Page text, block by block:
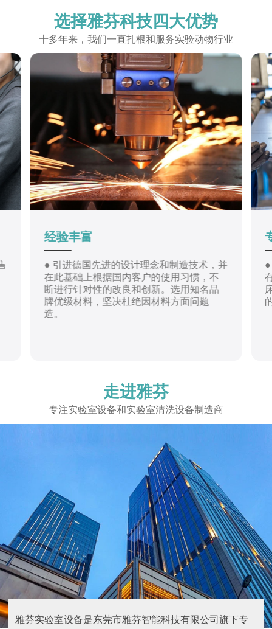
选择雅芬科技 四大优势
十多年来，我们一直扎根和服务实验动物行业
经验丰富
● 引进德国先进的设计理念和制造技术，并
在此基础上根据国内客户的使用习惯，不
断进行针对性的改良和创新。选用知名品
牌优级材料，坚决杜绝因材料方面问题
造。
走进雅芬
专注实验室设备和实验室清洗设备制造商
雅芬实验室设备是东莞市雅芬智能科技有限公司旗下专